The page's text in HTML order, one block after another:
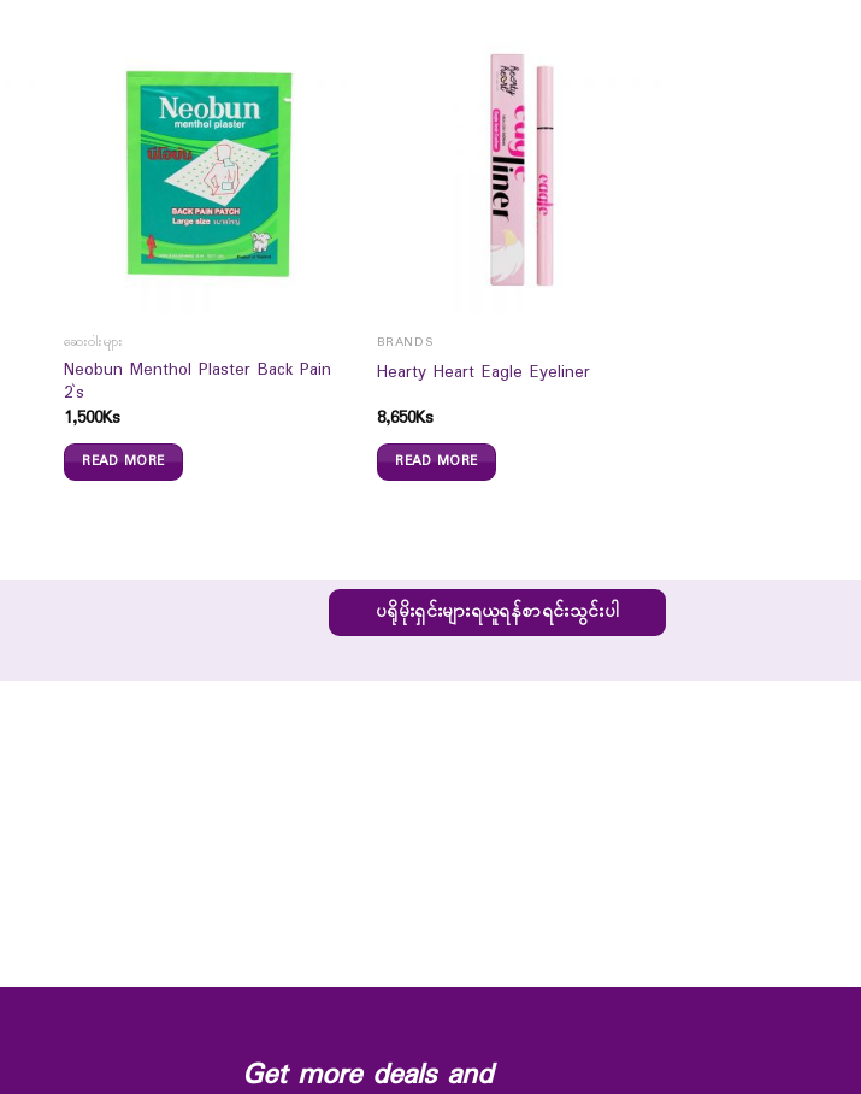
ဆေးဝါးများ
Neobun Menthol Plaster Back Pain
2`s
1,500Ks
READ MORE
BRANDS
Hearty Heart Eagle Eyeliner
8,650Ks
READ MORE
ပရိုမိုးရှင်းများရယူရန်စာရင်းသွင်းပါ
Get more deals and